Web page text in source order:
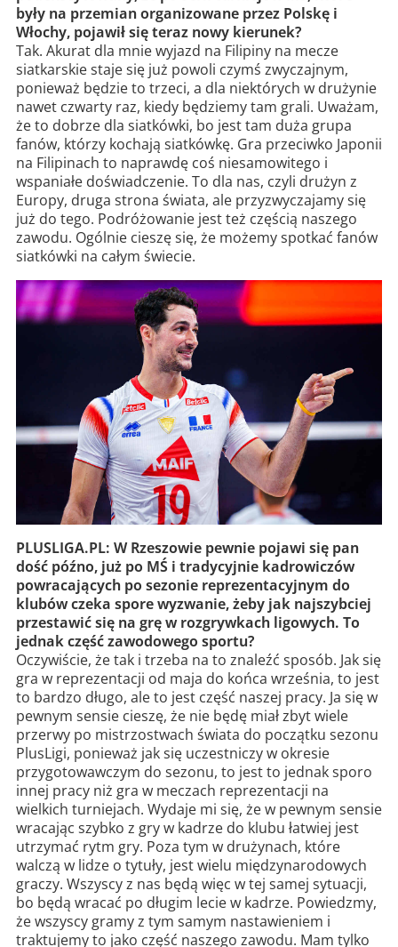
były na przemian organizowane przez Polskę i
Włochy, pojawił się teraz nowy kierunek?
Tak. Akurat dla mnie wyjazd na Filipiny na mecze
siatkarskie staje się już powoli czymś zwyczajnym,
ponieważ będzie to trzeci, a dla niektórych w drużynie
nawet czwarty raz, kiedy będziemy tam grali. Uważam,
że to dobrze dla siatkówki, bo jest tam duża grupa
fanów, którzy kochają siatkówkę. Gra przeciwko Japonii
na Filipinach to naprawdę coś niesamowitego i
wspaniałe doświadczenie. To dla nas, czyli drużyn z
Europy, druga strona świata, ale przyzwyczajamy się
już do tego. Podróżowanie jest też częścią naszego
zawodu. Ogólnie cieszę się, że możemy spotkać fanów
siatkówki na całym świecie.
PLUSLIGA.PL: W Rzeszowie pewnie pojawi się pan
dość późno, już po MŚ i tradycyjnie kadrowiczów
powracających po sezonie reprezentacyjnym do
klubów czeka spore wyzwanie, żeby jak najszybciej
przestawić się na grę w rozgrywkach ligowych. To
jednak część zawodowego sportu?
Oczywiście, że tak i trzeba na to znaleźć sposób. Jak się
gra w reprezentacji od maja do końca września, to jest
to bardzo długo, ale to jest część naszej pracy. Ja się w
pewnym sensie cieszę, że nie będę miał zbyt wiele
przerwy po mistrzostwach świata do początku sezonu
PlusLigi, ponieważ jak się uczestniczy w okresie
przygotowawczym do sezonu, to jest to jednak sporo
innej pracy niż gra w meczach reprezentacji na
wielkich turniejach. Wydaje mi się, że w pewnym sensie
wracając szybko z gry w kadrze do klubu łatwiej jest
utrzymać rytm gry. Poza tym w drużynach, które
walczą w lidze o tytuły, jest wielu międzynarodowych
graczy. Wszyscy z nas będą więc w tej samej sytuacji,
bo będą wracać po długim lecie w kadrze. Powiedzmy,
że wszyscy gramy z tym samym nastawieniem i
traktujemy to jako część naszego zawodu. Mam tylko